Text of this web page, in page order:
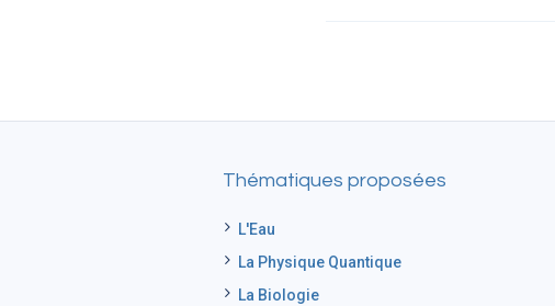
Thématiques proposées
L'Eau
La Physique Quantique
La Biologie